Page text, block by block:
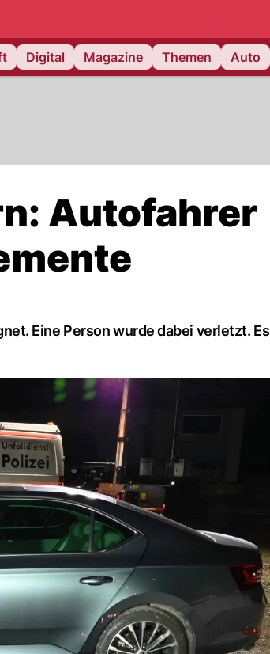
Digital Magazine Themen Auto
Autofahrer
Eine Person wurde dabei verletzt. Es